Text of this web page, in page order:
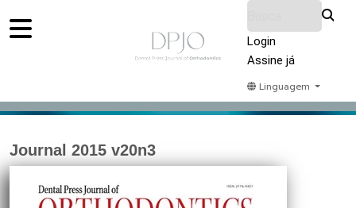
Login
Assine já
Linguagem
Journal 2015 v20n3